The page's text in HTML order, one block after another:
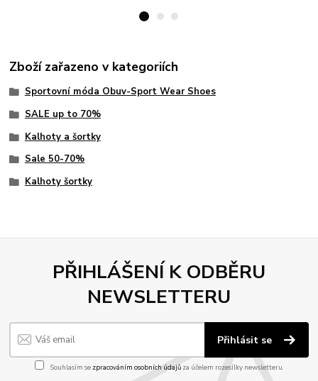
Zboží zařazeno v kategoriích
Sportovní móda Obuv-Sport Wear Shoes
SALE up to 70%
Kalhoty a šortky
Sale 50-70%
Kalhoty šortky
PŘIHLÁŠENÍ K ODBĚRU
NEWSLETTERU
Přihlásit se
Souhlasím se zpracováním osobních údajůza účelem rozesílky newsletteru.